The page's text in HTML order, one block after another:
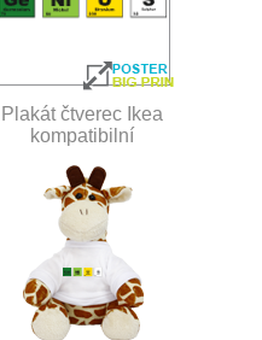
Plakát čtverec Ikea
kompatibilní